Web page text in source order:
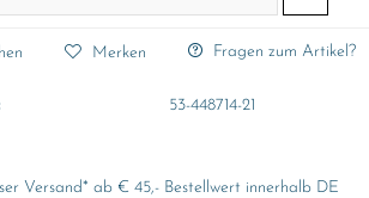
Merken Fragen zum Artikel?
53-448714-21
Versand* ab € 45,- Bestellwert innerhalb DE